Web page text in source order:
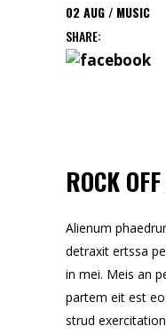
02AUG
MUSIC
SHARE:
ROCK
Alienum
detraxit ertssa
in mei. Meis an
partem eit est
strud